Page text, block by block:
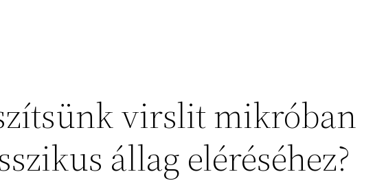
virslit mikróban
állag eléréséhez?